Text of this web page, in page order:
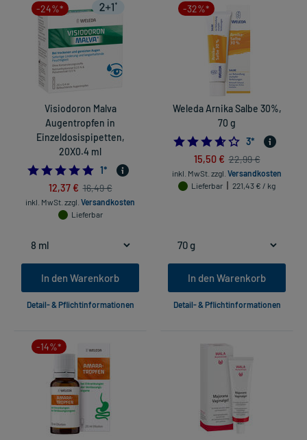
-24%*
Visiodoron Malva
Augentropfen in
Einzeldosispipetten,
20X0.4 ml
5.0
1*
12,37 € 16,49 €
inkl. MwSt. zzgl. Versandkosten
Lieferbar
In den Warenkorb
Detail- & Pflichtinformationen
-32%*
Weleda Arnika Salbe 30%,
70 g
3*
15,50 € 22,99 €
inkl. MwSt. zzgl. Versandkosten
Lieferbar
221,43 € / kg
In den Warenkorb
Detail- & Pflichtinformationen
-14%*